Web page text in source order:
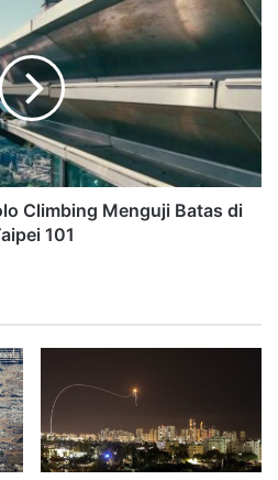
Climbing Menguji Batas di
101